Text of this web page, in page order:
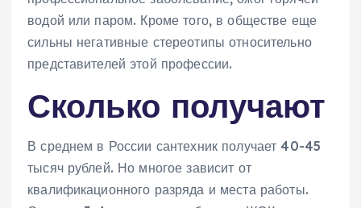
водой или паром. Кроме того, в обществе еще
сильны негативные стереотипы относительно
представителей этой профессии.
Сколько получают
В среднем в России сантехник получает 40-45
тысяч рублей. Но многое зависит от
квалификационного разряда и места работы.